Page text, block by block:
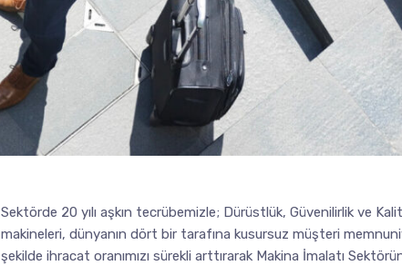
Sektörde 20 yılı aşkın tecrübemizle; Dürüstlük, Güvenilirlik ve
makineleri, dünyanın dört bir tarafına kusursuz müşteri
şekilde ihracat oranımızı sürekli arttırarak Makina İmalatı